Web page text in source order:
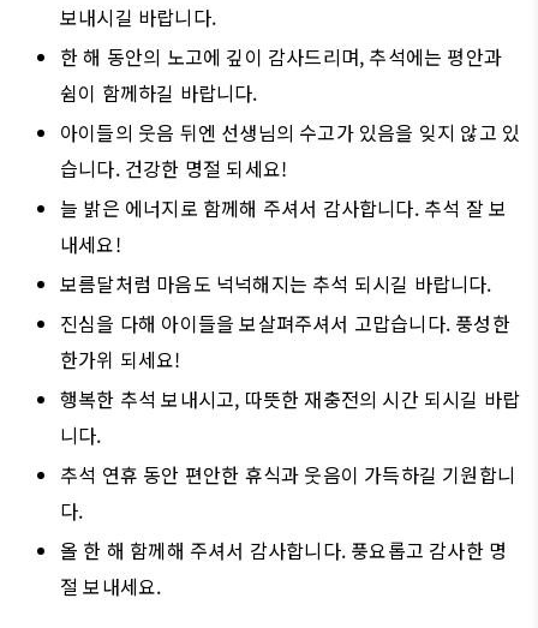
보내시길 바랍니다.
한 해 동안의 노고에 깊이 감사드리며, 추석에는 평안과
쉼이 함께하길 바랍니다.
아이들의 웃음 뒤엔 선생님의 수고가 있음을 잊지 않고 있
습니다. 건강한 명절 되세요!
늘 밝은 에너지로 함께해 주셔서 감사합니다. 추석 잘 보
내세요!
보름달처럼 마음도 넉넉해지는 추석 되시길 바랍니다.
진심을 다해 아이들을 보살펴주셔서 고맙습니다. 풍성한
한가위 되세요!
행복한 추석 보내시고, 따뜻한 재충전의 시간 되시길 바랍
니다.
추석 연휴 동안 편안한 휴식과 웃음이 가득하길 기원합니
다.
올 한 해 함께해 주셔서 감사합니다. 풍요롭고 감사한 명
절 보내세요.